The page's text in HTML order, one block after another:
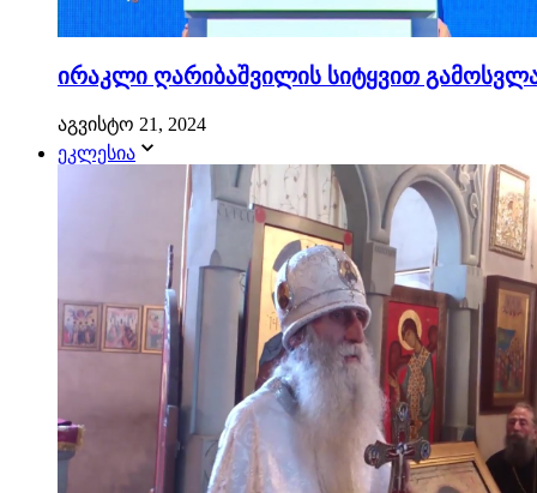
ირაკლი ღარიბაშვილის სიტყვით
აგვისტო 21, 2024
ეკლესია